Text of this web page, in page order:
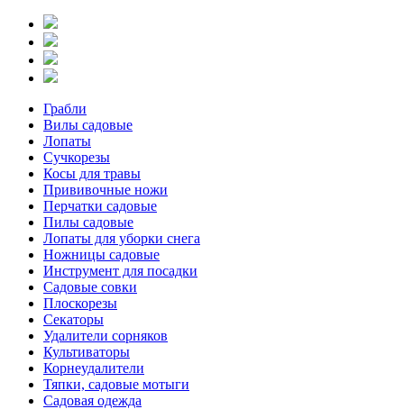
Грабли
Вилы садовые
Лопаты
Сучкорезы
Косы для травы
Прививочные ножи
Перчатки садовые
Пилы садовые
Лопаты для уборки снега
Ножницы садовые
Инструмент для посадки
Садовые совки
Плоскорезы
Секаторы
Удалители сорняков
Культиваторы
Корнеудалители
Тяпки, садовые мотыги
Садовая одежда